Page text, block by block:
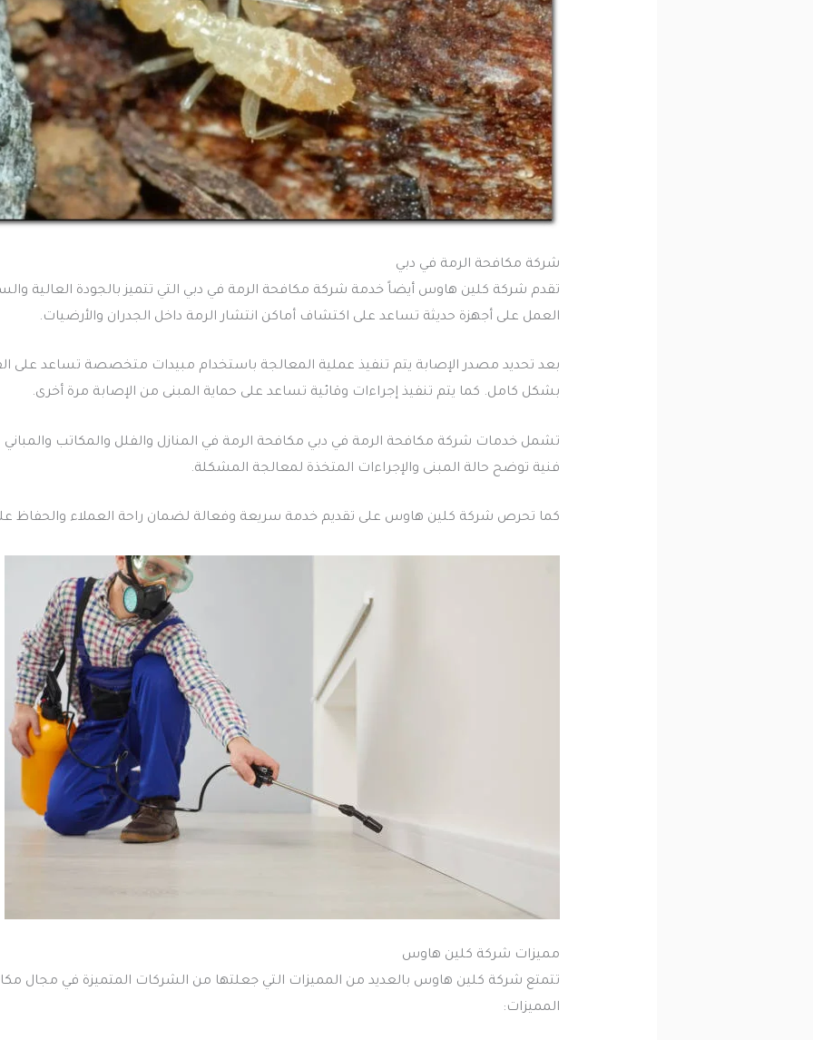
شركة مكافحة الرمة في دبي
تقدم شركة كلين هاوس أيضاً خدمة شركة مكافحة الرمة في دبي التي تتميز بالجودة العالية
العمل على أجهزة حديثة تساعد على اكتشاف أماكن انتشار الرمة داخل الجدران والأرضيات.
بعد تحديد مصدر الإصابة يتم تنفيذ عملية المعالجة باستخدام مبيدات متخصصة تساعد على
بشكل كامل. كما يتم تنفيذ إجراءات وقائية تساعد على حماية المبنى من الإصابة مرة أخرى.
تشمل خدمات شركة مكافحة الرمة في دبي مكافحة الرمة في المنازل والفلل والمكاتب والمباني
فنية توضح حالة المبنى والإجراءات المتخذة لمعالجة المشكلة.
كما تحرص شركة كلين هاوس على تقديم خدمة سريعة وفعالة لضمان راحة العملاء والحفاظ
مميزات شركة كلين هاوس
تتمتع شركة كلين هاوس بالعديد من المميزات التي جعلتها من الشركات المتميزة في مجال
المميزات: